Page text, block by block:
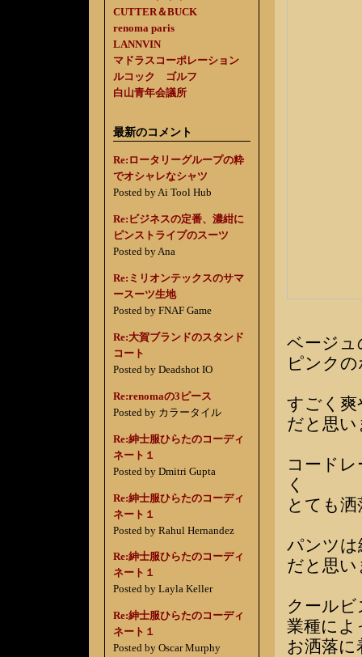
CUTTER＆BUCK
renoma paris
LANNVIN
マドラスコーポレーション
ルコック ゴルフ
白山青年会議所
最新のコメント
Re:ロータリーグループの粋
でオシャレなシャツ
Posted by Ai Tool Hub
Re:ビジネスの定番、濃紺に
ピンストライプのスーツ
Posted by Ana
Re:ミリオンテックスのサマ
ースーツ生地
Posted by FNAF Game
Re:大賀ブランドのスタンド
コート
Posted by Deadshot IO
Re:renomaの3ピース
Posted by カラータイル
Re:紳士服ひらたのコーディ
ネート１
Posted by Dmitri Gupta
Re:紳士服ひらたのコーディ
ネート１
Posted by Rahul Hernandez
Re:紳士服ひらたのコーディ
ネート１
Posted by Layla Keller
Re:紳士服ひらたのコーディ
ネート１
Posted by Oscar Murphy
ベージ
ピンク
すごく爽
だと思い
コード
く
とても
パンツは
だと思い
クール
業種に
お洒落